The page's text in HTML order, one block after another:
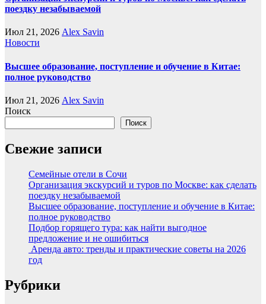
поездку незабываемой
Июл 21, 2026 Alex Savin
Новости
Высшее образование, поступление и обучение в Китае:
полное руководство
Июл 21, 2026 Alex Savin
Поиск
Поиск
Свежие записи
Семейные отели в Сочи
Организация экскурсий и туров по Москве: как сделать
поездку незабываемой
Высшее образование, поступление и обучение в Китае:
полное руководство
Подбор горящего тура: как найти выгодное
предложение и не ошибиться
Аренда авто: тренды и практические советы на 2026
год
Рубрики